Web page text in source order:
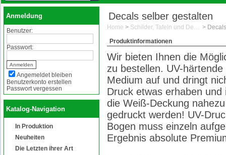
Anmeldung
Benutzer:
Passwort:
Angemeldet bleiben
Benutzerkonto erstellen
Passwort vergessen
Katalog-Navigation
In Produktion
Neuheiten
Die Letzten ihrer Art
Decals selber gestalten
Home > Schilder, Tafeln und Decals 1:87/H0 >
Produktinformationen
Wir bieten Ihnen die
zu bestellen. UV-
Medium auf und dringt
Druck etwas erhaben
die Weiß-Deckung
gedruckt werden! UV-
Bogen muss einzeln
Ergebnis absolute